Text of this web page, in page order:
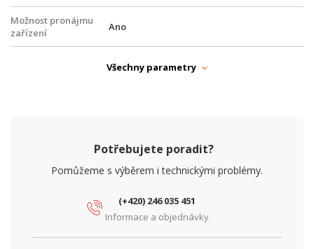
Možnost pronájmu
zařízení
Ano
Ano
Ne
Ano
Všechny parametry
Potřebujete poradit?
Pomůžeme s výběrem i technickými problémy.
(+420) 246 035 451
Informace a objednávky